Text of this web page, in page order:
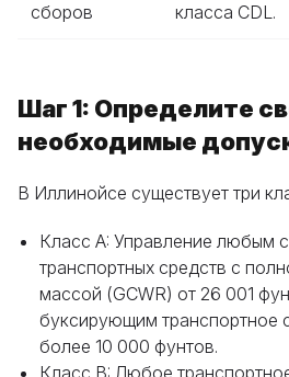
сборов
класса CDL.
Шаг 1: Определите
необходимые
В Иллинойсе существует три
Класс A: Управление любым
транспортных средств с
массой (GCWR) от 26 001
буксирующим транспортное
более 10 000 фунтов.
Класс B: Любое